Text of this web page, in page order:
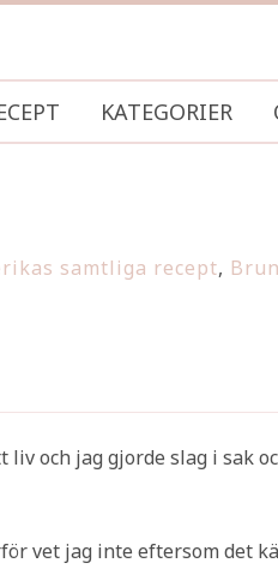
KATEGORIER
samtliga recept,
och jag gjorde slag i sak
vet jag inte eftersom det